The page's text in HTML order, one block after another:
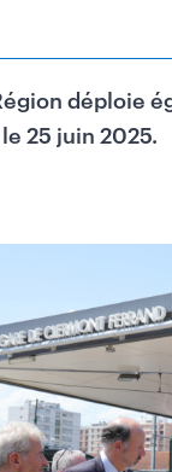
déploie
25 juin 2025.